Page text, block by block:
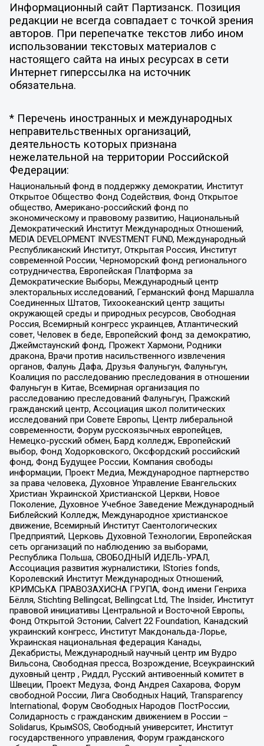
Информационный сайт Партизанск. Позиция
редакции не всегда совпадает с точкой зрения
авторов. При перепечатке текстов либо ином
использовании текстовых материалов с
настоящего сайта на иных ресурсах в сети
Интернет гиперссылка на источник
обязательна.
* Перечень иностранных и международных
неправительственных организаций,
деятельность которых признана
нежелательной на территории Российской
Федерации:
Национальный фонд в поддержку демократии, Институт
Открытое Общество Фонд Содействия, Фонд Открытое
общество, Американо-российский фонд по
экономическому и правовому развитию, Национальный
Демократический Институт Международных Отношений,
MEDIA DEVELOPMENT INVESTMENT FUND, Международный
Республиканский Институт, Открытая Россия, Институт
современной России, Черноморский фонд регионального
сотрудничества, Европейская Платформа за
Демократические Выборы, Международный центр
электоральных исследований, Германский фонд Маршалла
Соединенных Штатов, Тихоокеанский центр защиты
окружающей среды и природных ресурсов, Свободная
Россия, Всемирный конгресс украинцев, Атлантический
совет, Человек в беде, Европейский фонд за демократию,
Джеймстаунский фонд, Прожект Хармони, Родники
дракона, Врачи против насильственного извлечения
органов, Фалунь Дафа, Друзья Фалуньгун, Фалуньгун,
Коалиция по расследованию преследования в отношении
Фалуньгун в Китае, Всемирная организация по
расследованию преследований Фалуньгун, Пражский
гражданский центр, Ассоциация школ политических
исследований при Совете Европы, Центр либеральной
современности, Форум русскоязычных европейцев,
Немецко-русский обмен, Бард колледж, Европейский
выбор, Фонд Ходорковского, Оксфордский российский
фонд, Фонд Будущее России, Компания свободы
информации, Проект Медиа, Международное партнерство
за права человека, Духовное Управление Евангельских
Христиан Украинской Христианской Церкви, Новое
Поколение, Духовное Учебное Заведение Международный
Библейский Колледж, Международное христианское
движение, Всемирный Институт Саентологических
Предприятий, Церковь Духовной Технологии, Европейская
сеть организаций по наблюдению за выборами,
Республика Польша, СВОБОДНЫЙ ИДЕЛЬ-УРАЛ,
Ассоциация развития журналистики, IStories fonds,
Королевский Институт Международных Отношений,
КРИМСЬКА ПРАВОЗАХИСНА ГРУПА, Фонд имени Генриха
Бёлля, Stichting Bellingcat, Bellingcat Ltd, The Insider, Институт
правовой инициативы Центральной и Восточной Европы,
Фонд Открытой Эстонии, Calvert 22 Foundation, Канадский
украинский конгресс, Институт Макдональда-Лорье,
Украинская национальная федерация Канады,
Декабристы, Международный научный центр им Вудро
Вильсона, Свободная пресса, Возрождение, Всеукраинский
духовный центр , Риддл, Русский антивоенный комитет в
Швеции, Проект Медуза, Фонд Андрея Сахарова, Форум
свободной России, Лига Свободных Наций, Transparеncy
International, Форум Свободных Народов ПостРоссии,
Солидарность с гражданским движением в России –
Solidarus, КрымSOS, Свободный университет, Институт
государственного управления, Форум гражданского